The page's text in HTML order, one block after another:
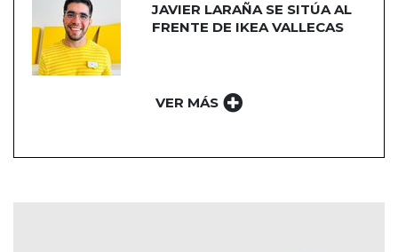
JAVIER LARAÑA SE SITÚA AL
FRENTE DE IKEA VALLECAS
VER MÁS